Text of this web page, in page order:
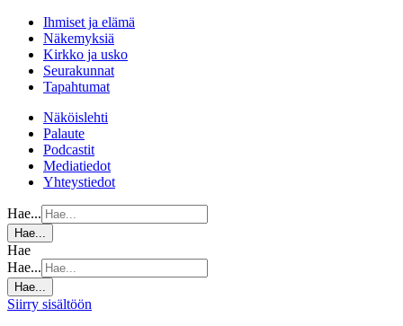
Ihmiset ja elämä
Näkemyksiä
Kirkko ja usko
Seurakunnat
Tapahtumat
Näköislehti
Palaute
Podcastit
Mediatiedot
Yhteystiedot
Hae...
Hae...
Hae
Hae...
Hae...
Siirry sisältöön